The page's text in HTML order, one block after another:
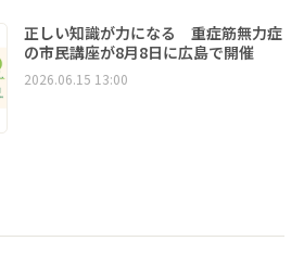
正しい知識が力になる 重症筋無力症
の市民講座が8月8日に広島で開催
2026.06.15 13:00